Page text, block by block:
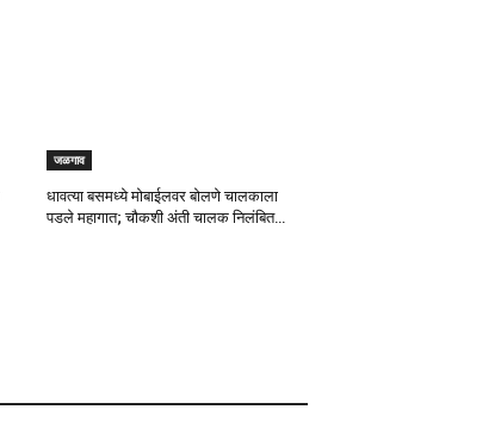
जळगाव
धावत्या बसमध्ये मोबाईलवर बोलणे चालकाला
पडले महागात; चौकशी अंती चालक निलंबित…